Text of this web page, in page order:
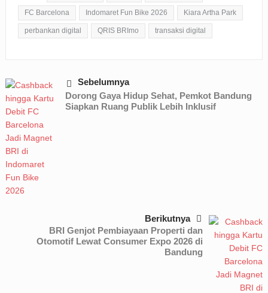
FC Barcelona Indomaret Fun Bike 2026 Kiara Artha Park
perbankan digital QRIS BRImo transaksi digital
Sebelumnya
Dorong Gaya Hidup Sehat, Pemkot Bandung
Siapkan Ruang Publik Lebih Inklusif
Berikutnya
BRI Genjot Pembiayaan Properti dan
Otomotif Lewat Consumer Expo 2026 di
Bandung